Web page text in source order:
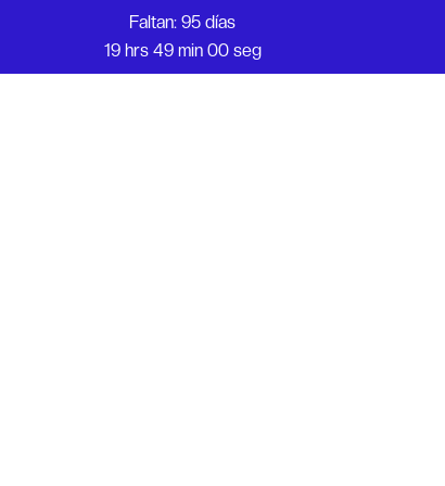
Faltan: 95 días
19 hrs 49 min 00 seg